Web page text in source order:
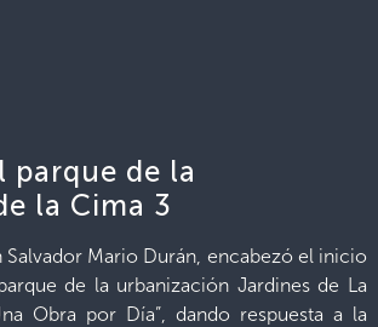
de la
la Cima 3
Salvador Mario Durán, encabezó el inicio
de la urbanización Jardines de La
Obra por Día”, dando respuesta a la